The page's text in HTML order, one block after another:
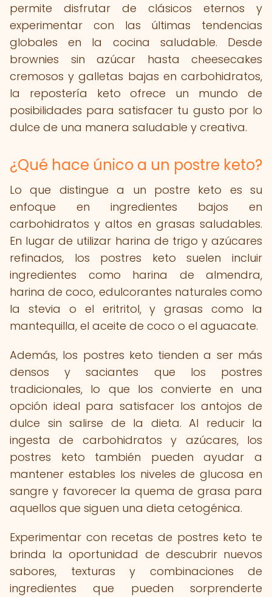
permite disfrutar de clásicos eternos y
experimentar con las últimas tendencias
globales en la cocina saludable. Desde
brownies sin azúcar hasta cheesecakes
cremosos y galletas bajas en carbohidratos,
la repostería keto ofrece un mundo de
posibilidades para satisfacer tu gusto por lo
dulce de una manera saludable y creativa.
¿Qué hace único a un postre keto?
Lo que distingue a un postre keto es su
enfoque en ingredientes bajos en
carbohidratos y altos en grasas saludables.
En lugar de utilizar harina de trigo y azúcares
refinados, los postres keto suelen incluir
ingredientes como harina de almendra,
harina de coco, edulcorantes naturales como
la stevia o el eritritol, y grasas como la
mantequilla, el aceite de coco o el aguacate.
Además, los postres keto tienden a ser más
densos y saciantes que los postres
tradicionales, lo que los convierte en una
opción ideal para satisfacer los antojos de
dulce sin salirse de la dieta. Al reducir la
ingesta de carbohidratos y azúcares, los
postres keto también pueden ayudar a
mantener estables los niveles de glucosa en
sangre y favorecer la quema de grasa para
aquellos que siguen una dieta cetogénica.
Experimentar con recetas de postres keto te
brinda la oportunidad de descubrir nuevos
sabores, texturas y combinaciones de
ingredientes que pueden sorprenderte